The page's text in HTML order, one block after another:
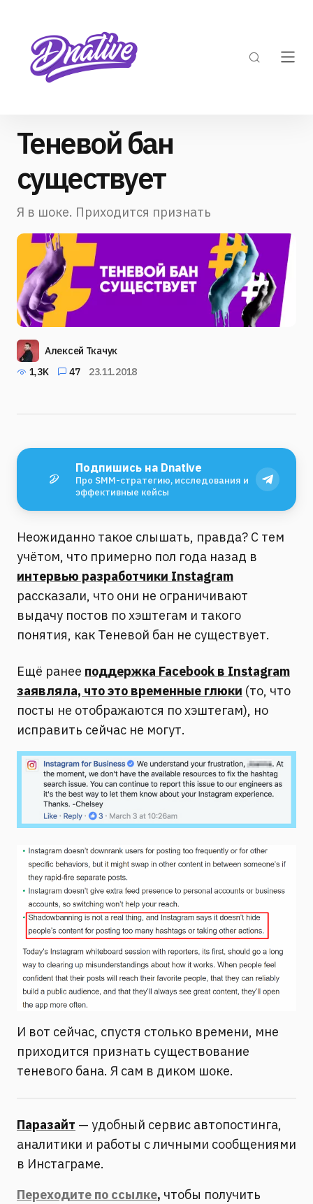
Теневой бан
существует
Я в шоке. Приходится признать
Алексей Ткачук
1,3K
47 23.11.2018
Подпишись на Dnative
Про SMM-стратегию, исследования и
эффективные кейсы
Неожиданно такое слышать, правда? С тем
учётом, что примерно пол года назад в
интервью разработчики Instagram
рассказали, что они не ограничивают
выдачу постов по хэштегам и такого
понятия, как Теневой бан не существует.
Ещё ранее поддержка Facebook в Instagram
заявляла, что это временные глюки (то, что
посты не отображаются по хэштегам), но
исправить сейчас не могут.
И вот сейчас, спустя столько времени, мне
приходится признать существование
теневого бана. Я сам в диком шоке.
Паразайт — удобный сервис автопостинга,
аналитики и работы с личными сообщениями
в Инстаграме.
Переходите по ссылке, чтобы получить